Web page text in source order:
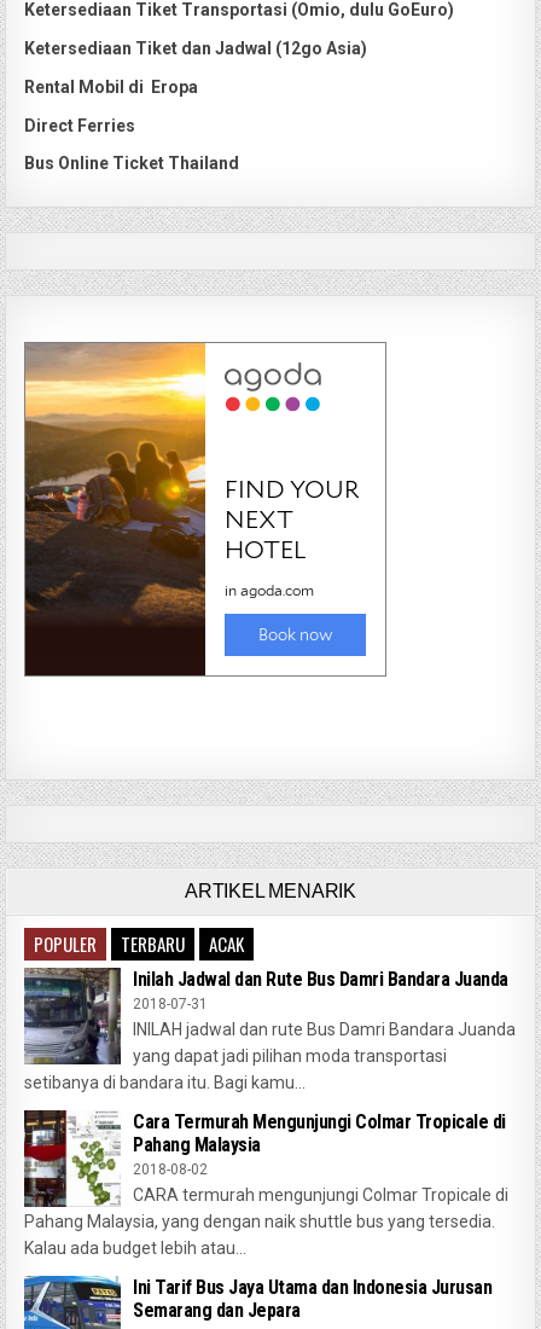
Ketersediaan Tiket Transportasi (Omio, dulu GoEuro)
Ketersediaan Tiket dan Jadwal (12go Asia)
Rental Mobil di Eropa
Direct Ferries
Bus Online Ticket Thailand
ARTIKEL MENARIK
POPULER TERBARU ACAK
Inilah Jadwal dan Rute Bus Damri Bandara Juanda
2018-07-31
INILAH jadwal dan rute Bus Damri Bandara Juanda
yang dapat jadi pilihan moda transportasi
setibanya di bandara itu. Bagi kamu...
Cara Termurah Mengunjungi Colmar Tropicale di
Pahang Malaysia
2018-08-02
CARA termurah mengunjungi Colmar Tropicale di
Pahang Malaysia, yang dengan naik shuttle bus yang tersedia.
Kalau ada budget lebih atau...
Ini Tarif Bus Jaya Utama dan Indonesia Jurusan
Semarang dan Jepara